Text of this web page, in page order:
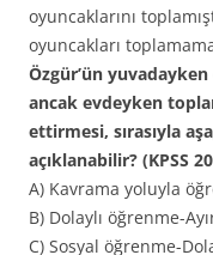
oyuncaklarını
oyuncakları
Özgür’ün
ancak evdeyken
ettirmesi, sırasıyla
açıklanabilir? (KPSS
A) Kavrama yoluyla
B) Dolaylı öğrenme-
C) Sosyal öğrenme-